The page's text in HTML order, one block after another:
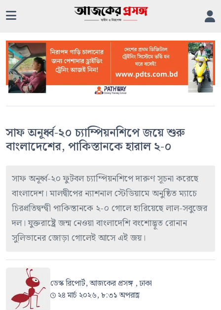
সাফ অনূর্ধ্ব-২০ চ্যাম্পিয়নশিপে জয়ে শুরু
বাংলাদেশের, পাকিস্তানকে হারাল ২-০
সাফ অনূর্ধ্ব-২০ ফুটবল চ্যাম্পিয়নশিপে দারুণ সূচনা করেছে
বাংলাদেশ। মালদ্বীপের ন্যাশনাল স্টেডিয়ামে অনুষ্ঠিত ম্যাচে
চিরপ্রতিদ্বন্দ্বী পাকিস্তানকে ২-০ গোলে হারিয়েছে লাল-সবুজের
দল। যুক্তরাষ্ট্রে জন্ম নেওয়া বাংলাদেশি বংশোদ্ভূত রোনান
সুলিভানের জোড়া গোলেই আসে এই জয়।
ডেস্ক রিপোর্ট, আজকের প্রসঙ্গ , ঢাকা
২৪ মার্চ ২০২৬, ৮:৩১ অপরাহ্ণ